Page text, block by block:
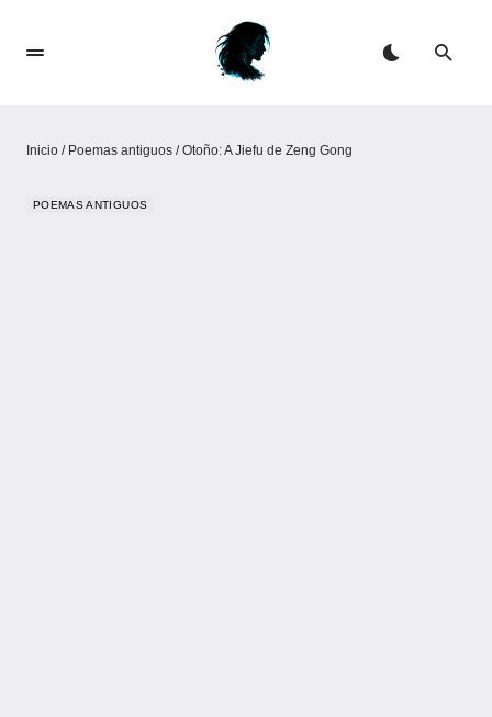
Inicio / Poemas antiguos /Otoño: A Jiefu de Zeng Gong
POEMAS ANTIGUOS